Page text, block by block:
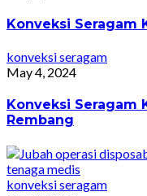
Konveksi Seragam
konveksi seragam
May 4, 2024
Konveksi Seragam
Rembang
konveksi seragam